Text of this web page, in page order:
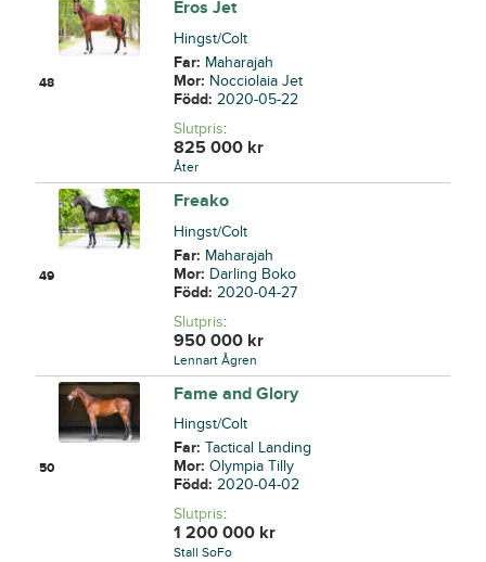
48
Eros Jet
Hingst/Colt
Far: Maharajah
Mor: Nocciolaia Jet
Född:2020-05-22
Slutpris:
825 000 kr
Åter
49
Freako
Hingst/Colt
Far: Maharajah
Mor: Darling Boko
Född:2020-04-27
Slutpris:
950 000 kr
Lennart Ågren
50
Fame and Glory
Hingst/Colt
Far:Tactical Landing
Mor:Olympia Tilly
Född:2020-04-02
Slutpris:
1 200 000 kr
Stall SoFo